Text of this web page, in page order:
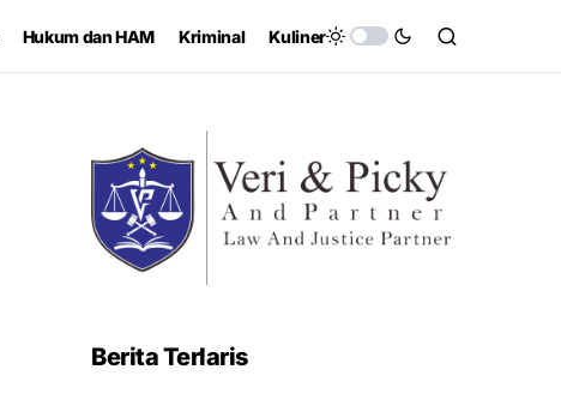
Hukum dan HAM Kriminal Kuliner
Berita Terlaris